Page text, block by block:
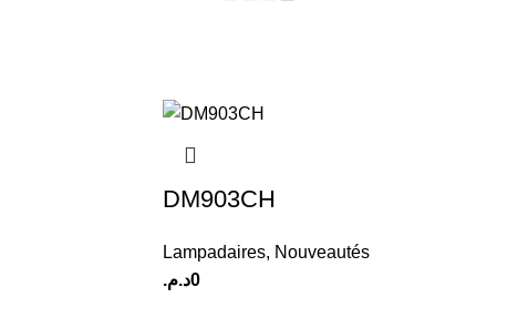
DM903CH
Lampadaires, Nouveautés
0د.م.